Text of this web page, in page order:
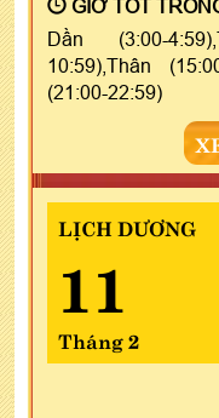
GIỜ TỐT
Dần (3:00-
10:59),Thân
(21:00-22:59)
LỊCH DƯƠNG
11
Tháng 2